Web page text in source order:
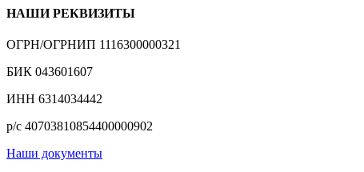
НАШИ РЕКВИЗИТЫ
ОГРН/ОГРНИП 1116300000321
БИК 043601607
ИНН 6314034442
р/с 40703810854400000902
Наши документы